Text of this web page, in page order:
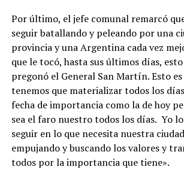
Por último, el jefe comunal remarcó
seguir batallando y peleando por una
provincia y una Argentina cada vez
que le tocó, hasta sus últimos días,
pregonó el General San Martín. Esto
tenemos que materializar todos los
fecha de importancia como la de hoy
sea el faro nuestro todos los días. Yo
seguir en lo que necesita nuestra
empujando y buscando los valores y
todos por la importancia que tiene».